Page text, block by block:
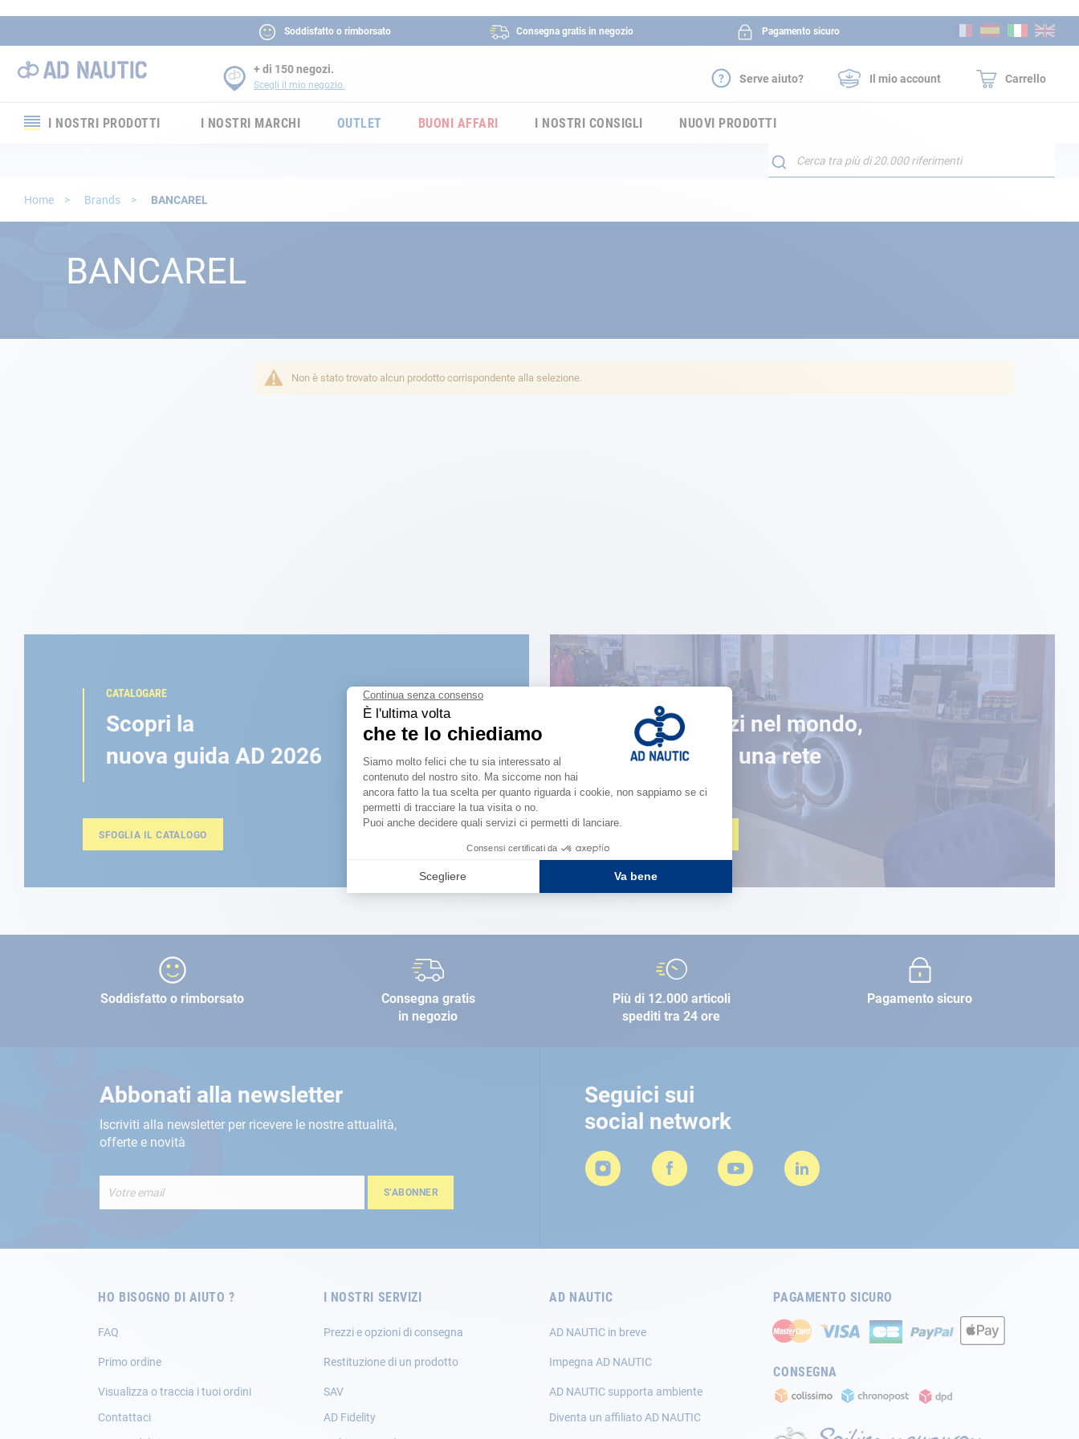
Soddisfatto o rimborsato Consegna gratis in negozio Pagamento sicuro
al
+ di 150 negozi.
Scegli il mio negozio. Serve aiuto? Il mio account Carrello
I NOSTRI PRODOTTI
Elettricità
Manutenzione
I NOSTRI MARCHI OUTLET BUONI AFFARI I NOSTRI CONSIGLI NUOVI PRODOTTI
Search
Home Brands BANCAREL
BANCAREL
Non è stato trovato alcun prodotto corrispondente alla selezione.
CATALOGARE
Scopri la
nuova guida AD 2026
SFOGLIA IL CATALOGO
150 negozi nel mondo,
la forza di una rete
Soddisfatto o rimborsato
Consegna gratis
in negozio
Più di 12.000 articoli
spediti tra 24 ore
Pagamento sicuro
Abbonati alla newsletter
Iscriviti alla newsletter per ricevere le nostre attualità,
offerte e novità
alla
S’ABONNER
Seguici sui
social network
HO BISOGNO DI AIUTO ?
FAQ
Primo ordine
Visualizza o traccia i tuoi ordini
Contattaci
I NOSTRI SERVIZI
Prezzi e opzioni di consegna
Restituzione di un prodotto
SAV
AD Fidelity
AD NAUTIC
AD NAUTIC in breve
Impegna AD NAUTIC
AD NAUTIC supporta ambiente
Diventa un affiliato AD NAUTIC
PAGAMENTO SICURO
CONSEGNA